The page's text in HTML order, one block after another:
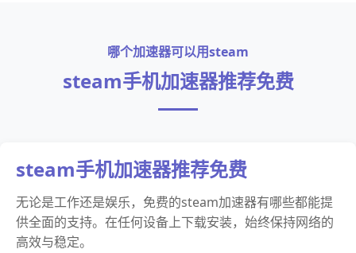
哪个加速器可以用steam
steam手机加速器推荐免费
steam手机加速器推荐免费
无论是工作还是娱乐，免费的steam加速器有哪些都能提
供全面的支持。在任何设备上下载安装，始终保持网络的
高效与稳定。